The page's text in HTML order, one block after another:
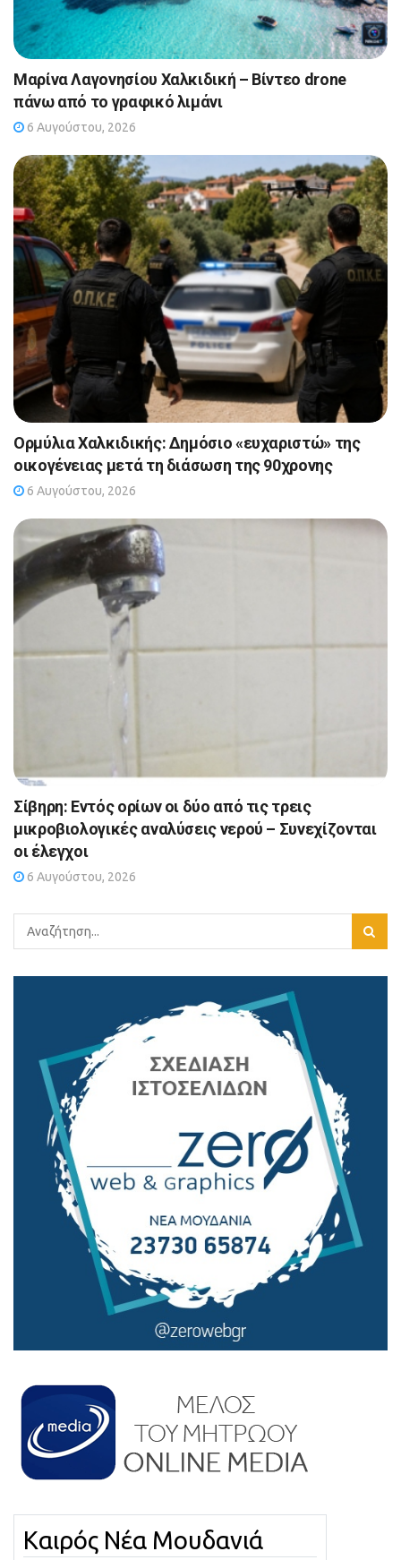
Μαρίνα Λαγονησίου Χαλκιδική – Βίντεο drone
πάνω από το γραφικό λιμάνι
6 Αυγούστου, 2026
Ορμύλια Χαλκιδικής: Δημόσιο «ευχαριστώ» της
οικογένειας μετά τη διάσωση της 90χρονης
6 Αυγούστου, 2026
Σίβηρη: Εντός ορίων οι δύο από τις τρεις
μικροβιολογικές αναλύσεις νερού – Συνεχίζονται
οι έλεγχοι
6 Αυγούστου, 2026
Καιρός Νέα Μουδανιά